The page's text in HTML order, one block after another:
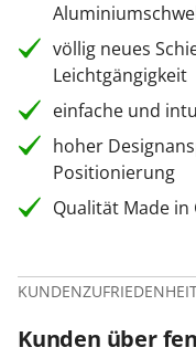
völlig neues
Leichtgängigkeit
einfache und
hoher
Positionierung
Qualität Made in
Kunden über